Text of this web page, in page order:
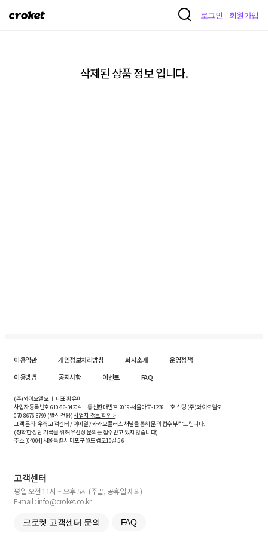
크
로그인 회원가입
삭제된 상품 정보 입니다.
이용약관 개인정보처리방침 회사소개
운영정책
이용방법
공지사항 이벤트 FAQ
(주)와이오엘오 ㅣ 대표 황유미
사업자등록번호610-86-34204ㅣ 통신판매번호 2019-서울마포-1239 ㅣ 호스팅 (주)와이오엘오
070-8676-8799 (발신 전용)사업자 정보 확인 >
고객 문의: 우측 고객센터 / 이메일 / 카카오플러스 채널을 통해 문의 접수 부탁드립니다.
(정확한 상담 기록을 위해 유선상 문의는 접수받고 있지 않습니다)
주소 [04004] 서울특별시 마포구 월드컵로10길5-6
고객센터
평일 오전 11시 ~ 오후 5시 (주말, 공휴일 제외)
E-mail : info@croket.co.kr
크로켓 고객센터 문의 FAQ